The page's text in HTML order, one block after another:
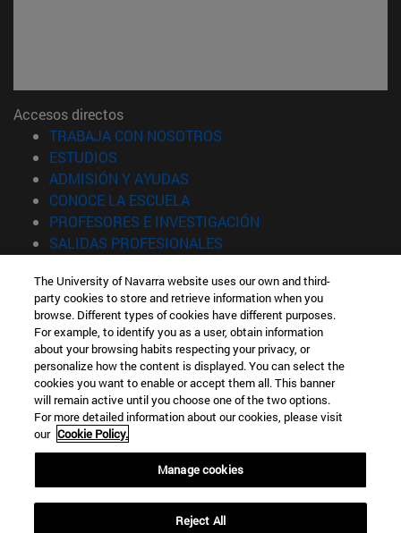
Accesos directos
TRABAJA CON NOSOTROS
ESTUDIOS
ADMISIÓN Y AYUDAS
CONOCE LA ESCUELA(abre en nueva ventana)
PROFESORES E INVESTIGACIÓN
SALIDAS PROFESIONALES
Información
TFNO +34 943 21 98 77
¿QUÉ GRADO TE INTERESA?
¿QUÉ MÁSTER TE INTERESA?
© Universidad de Navarra
Información legal
Accesibilidad
Configuración de cookies
Localizador de campus
The University of Navarra website uses our own and third-
party cookies to store and retrieve information when you
browse. Different types of cookies have different purposes.
For example, to identify you as a user, obtain information
about your browsing habits respecting your privacy, or
personalize how the content is displayed. You can select the
cookies you want to enable or accept them all. This banner
will remain active until you choose one of the two options.
For more detailed information about our cookies, please visit
our Cookie Policy.
Manage cookies
Reject All